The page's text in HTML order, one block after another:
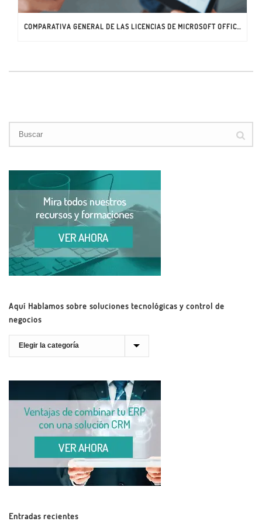
COMPARATIVA GENERAL DE LAS LICENCIAS DE MICROSOFT OFFICE 365 EMPRESA
Aquí Hablamos sobre soluciones tecnológicas y control de
negocios
Entradas recientes